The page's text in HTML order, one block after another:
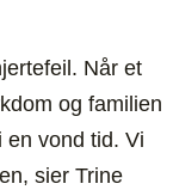
Når et
og familien
en vond tid. Vi
sier Trine